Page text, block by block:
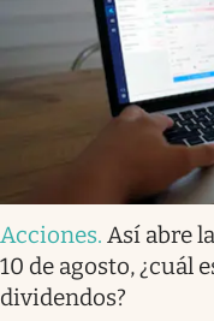
Acciones. Así abre
10 de agosto, ¿cuál
dividendos?